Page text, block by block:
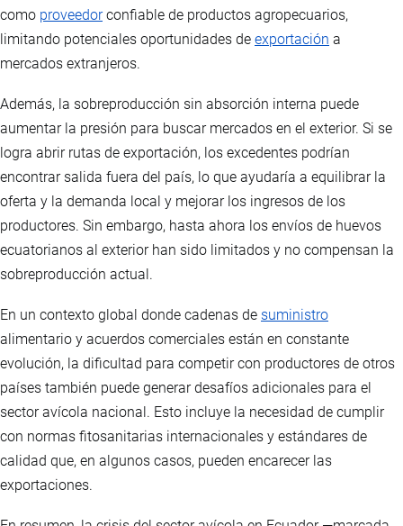
como proveedorconfiable de productos agropecuarios,
limitando potenciales oportunidades de exportación a
mercados extranjeros.
Además, la sobreproducción sin absorción interna puede
aumentar la presión para buscar mercados en el exterior. Si se
logra abrir rutas de exportación, los excedentes podrían
encontrar salida fuera del país, lo que ayudaría a equilibrar la
oferta y la demanda local y mejorar los ingresos de los
productores. Sin embargo, hasta ahora los envíos de huevos
ecuatorianos al exterior han sido limitados y no compensan la
sobreproducción actual.
En un contexto global donde cadenas de suministro
alimentario y acuerdos comerciales están en constante
evolución, la dificultad para competir con productores de otros
países también puede generar desafíos adicionales para el
sector avícola nacional. Esto incluye la necesidad de cumplir
con normas fitosanitarias internacionales y estándares de
calidad que, en algunos casos, pueden encarecer las
exportaciones.